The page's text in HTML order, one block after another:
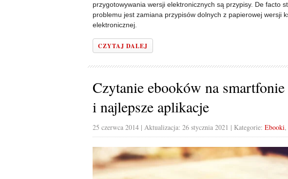
przygotowywania wersji elektronicznych są przypisy. De facto
problemu jest zamiana przypisów dolnych z papierowej wersji
elektronicznej.
CZYTAJ DALEJ
Czytanie ebooków na
i najlepsze aplikacje
25 czerwca 2014| Aktualizacja: 26 stycznia 2021 | Kategorie: Ebooki,